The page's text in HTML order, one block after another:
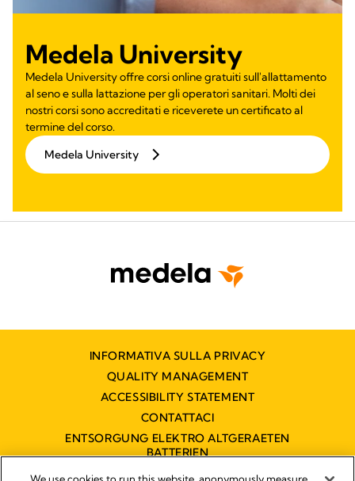
Medela University
Medela University offre corsi online gratuiti sull'allattamento
al seno e sulla lattazione per gli operatori sanitari. Molti dei
nostri corsi sono accreditati e riceverete un certificato al
termine del corso.
Medela University
INFORMATIVA SULLA PRIVACY
QUALITY MANAGEMENT
ACCESSIBILITY STATEMENT
CONTATTACI
ENTSORGUNG ELEKTRO ALTGERAETEN
BATTERIEN
DICHIARAZIONE DI ACCESSIBILITÀ